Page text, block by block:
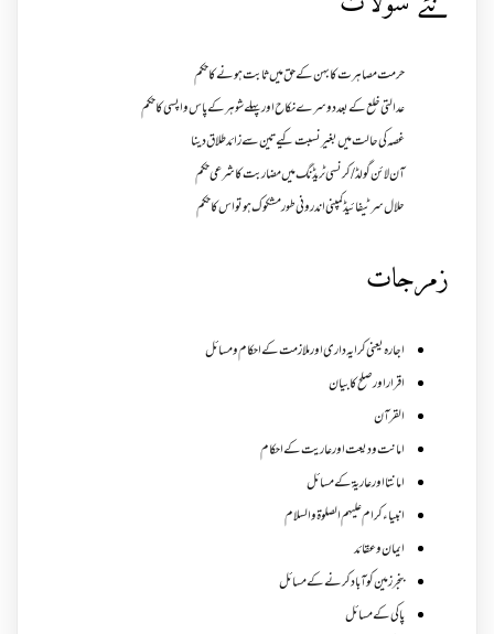
حرمت مصاہرت کا بہن کے حق میں ثابت ہونے کا حکم
عدالتی خلع کے بعد دوسرے نکاح اور پہلے شوہر کے پاس واپسی کا حکم
غصہ کی حالت میں بغیر نسبت کیے تین سے زائد طلاق دینا
آن لائن گولڈ /کرنسی ٹریڈنگ میں مضاربت کا شرعی حکم
حلال سرٹیفائیڈ کمپنی اندرونی طور مشکوک ہو تو اس کا حکم
زمرجات
اجارہ یعنی کرایہ داری اور ملازمت کے احکام و مسائل
اقرار اور صلح کا بیان
القرآن
امانت ودیعت اورعاریت کے احکام
امانتا اور عاریة کے مسائل
انبیاء کرام علیہم الصلوۃ والسلام
ایمان وعقائد
بنجر زمین کو آباد کرنے کے مسائل
پاکی کے مسائل